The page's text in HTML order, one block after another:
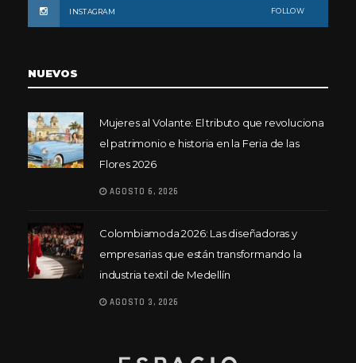
INSTAGRAM FOLLOW
NUEVOS
Mujeres al Volante: El tributo que revoluciona
el patrimonio e historia en la Feria de las
Flores 2026
AGOSTO 6, 2026
Colombiamoda 2026: Las diseñadoras y
empresarias que están transformando la
industria textil de Medellín
AGOSTO 3, 2026